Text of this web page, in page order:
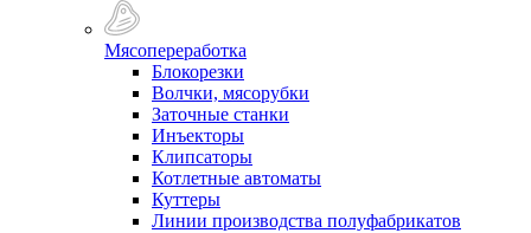
Мясопереработка
Блокорезки
Волчки, мясорубки
Заточные станки
Инъекторы
Клипсаторы
Котлетные автоматы
Куттеры
Линии производства полуфабрикатов